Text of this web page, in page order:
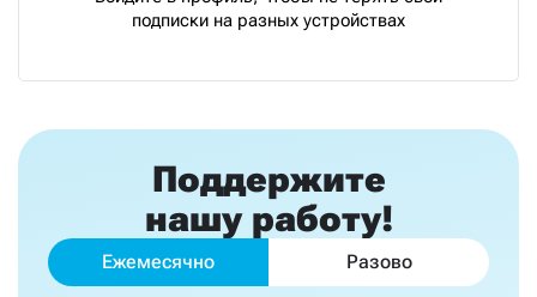
подписки на разных устройствах
Поддержите
нашу работу!
Ежемесячно Разово